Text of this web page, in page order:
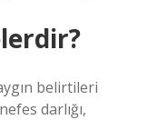
belirtileri
darlığı,